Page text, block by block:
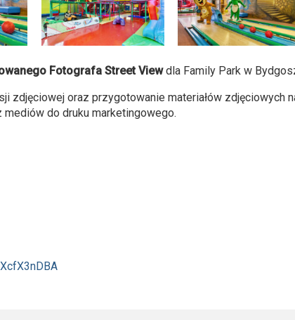
Fotografa Street Viewdla Family Park w
zdjęciowej oraz przygotowanie materiałów zdjęciowych
do druku marketingowego.